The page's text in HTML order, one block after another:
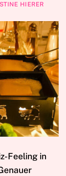
HIERER
Feeling in